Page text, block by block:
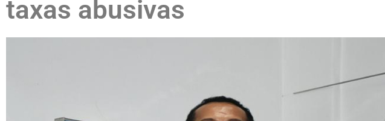
taxas abusivas